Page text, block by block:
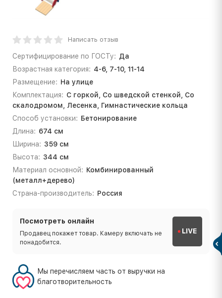
Написать отзыв
Сертифицирование по ГОСТу: Да
Возрастная категория: 4-6, 7-10, 11-14
Размещение: На улице
Комплектация: С горкой, Со шведской стенкой, Со
скалодромом, Лесенка, Гимнастические кольца
Способ установки: Бетонирование
Длина: 674 см
Ширина: 359 см
Высота: 344 см
Материал основной: Комбинированный
(металл+дерево)
Страна-производитель: Россия
Посмотреть онлайн
Продавец покажет товар. Камеру включать не
понадобится.
LIVE
Мы перечисляем часть от выручки на
благотворительность